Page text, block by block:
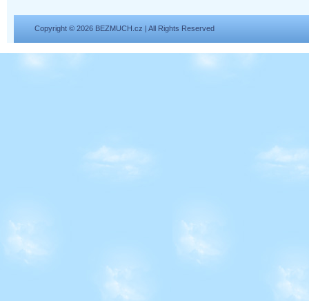
Copyright © 2026 BEZMUCH.cz | All Rights Reserved